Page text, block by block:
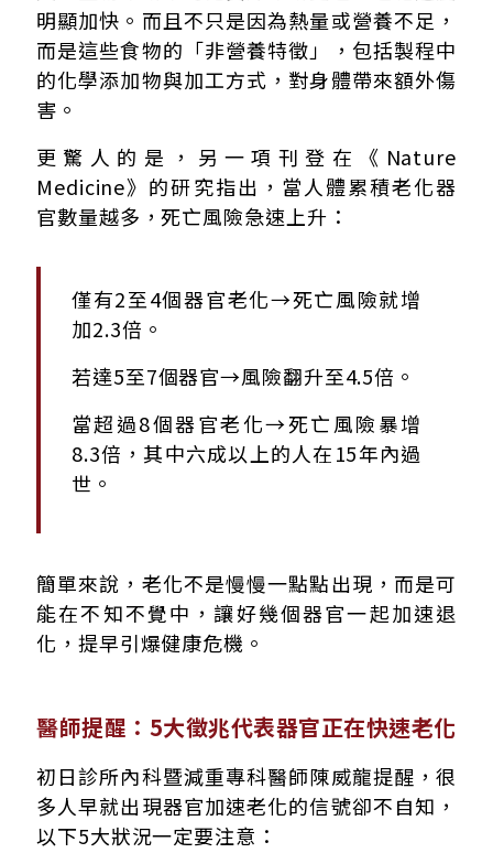
明顯加快。而且不只是因為熱量或營養不足，
而是這些食物的「非營養特徵」，包括製程中
的化學添加物與加工方式，對身體帶來額外傷
害。
更驚人的是，另一項刊登在《Nature
Medicine》的研究指出，當人體累積老化器
官數量越多，死亡風險急速上升：
僅有2至4個器官老化→死亡風險就增
加2.3倍。
若達5至7個器官→風險翻升至4.5倍。
當超過8個器官老化→死亡風險暴增
8.3倍，其中六成以上的人在15年內過
世。
簡單來說，老化不是慢慢一點點出現，而是可
能在不知不覺中，讓好幾個器官一起加速退
化，提早引爆健康危機。
醫師提醒：5大徵兆代表器官正在快速老化
初日診所內科暨減重專科醫師陳威龍提醒，很
多人早就出現器官加速老化的信號卻不自知，
以下5大狀況一定要注意：